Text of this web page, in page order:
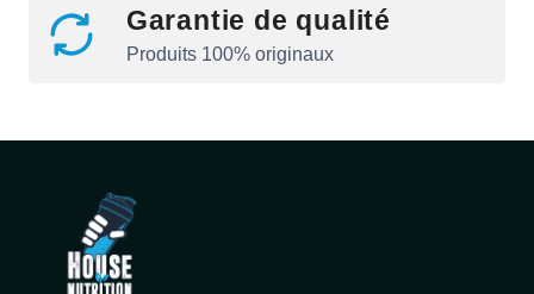
Garantie de qualité
Produits 100% originaux